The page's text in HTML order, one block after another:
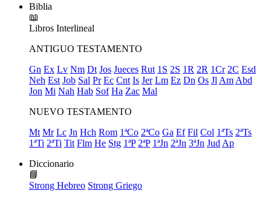
Biblia
📖
Libros Interlineal
ANTIGUO TESTAMENTO
Gn Ex Lv Nm Dt Jos Jueces Rut 1S 2S 1R 2R 1Cr 2C Esd
Neh Est Job Sal Pr Ec Cnt Is Jer Lm Ez Dn Os Jl Am Abd
Jon Mi Nah Hab Sof Ha Zac Mal
NUEVO TESTAMENTO
Mt Mr Lc Jn Hch Rom 1ªCo 2ªCo Ga Ef Fil Col 1ªTs 2ªTs
1ªTi 2ªTi Tit Flm He Stg 1ªP 2ªP 1ªJn 2ªJn 3ªJn Jud Ap
Diccionario
📘
Strong Hebreo Strong Griego